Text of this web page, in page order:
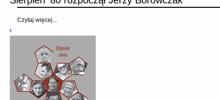
Czytaj więcej...